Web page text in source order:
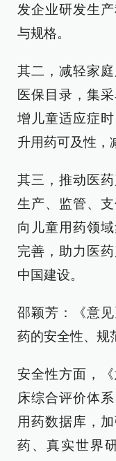
发企业研发生
与规格。
其二，减轻家
医保目录，集
增儿童适应症
升用药可及性，
其三，推动医
生产、监管、
向儿童用药领
完善，助力医
中国建设。
邵颖芳：《意
药的安全性、规
安全性方面，
床综合评价体
用药数据库，
药、真实世界